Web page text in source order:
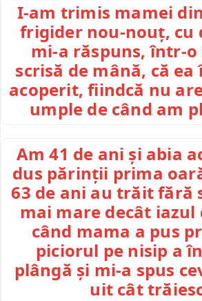
I-am trimis mamei
frigider nou-nouț, cu
mi-a răspuns, într-o
scrisă de mână, că
acoperit, fiindcă nu
umple de când am
Am 41 de ani și abia
dus părinții prima
63 de ani au trăit fără
mai mare decât
când mama a pus
piciorul pe nisip a
plângă și mi-a spus
uit cât